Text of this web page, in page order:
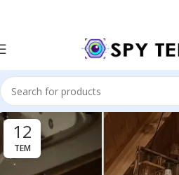
12
TEM